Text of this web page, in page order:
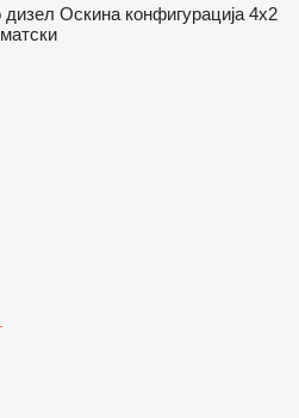
дизел Оскина конфигурација 4x2